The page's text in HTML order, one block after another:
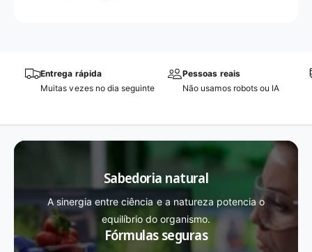
Entrega rápida
Muitas vezes no dia seguinte
Pessoas reais
Não usamos robots ou IA
Sabedoria natural
A sinergia entre ciência e a natureza potencia o
equilíbrio do organismo.
Fórmulas seguras